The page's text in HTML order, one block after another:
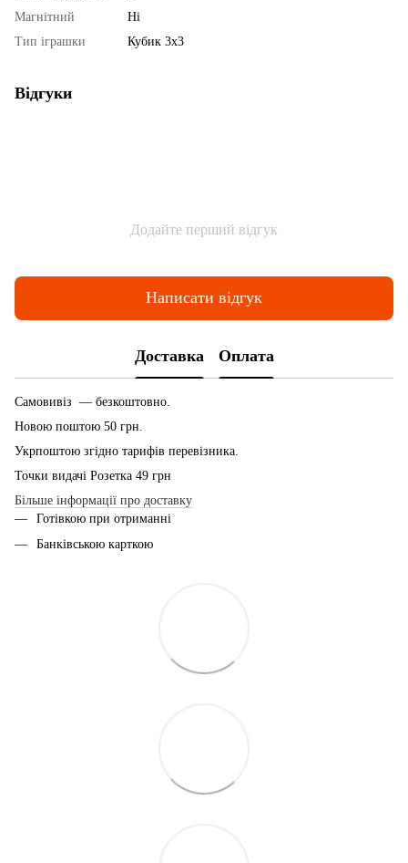
Магнітний
Ні
Тип іграшки
Кубик 3x3
Відгуки
Додайте перший відгук
Написати відгук
Доставка Оплата
Самовивіз — безкоштовно.
Новою поштою 50 грн.
Укрпоштою згідно тарифів перевізника.
Точки видачі Розетка 49 грн
Більше інформації про доставку
Готівкою при отриманні
Банківською карткою